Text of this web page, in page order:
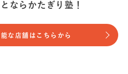
ならかたぎり塾！
な店舗はこちらから